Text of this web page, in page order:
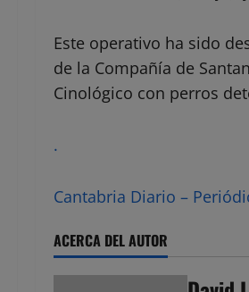
Este operativo ha sido
de la Compañía de
Cinológico con perros
.
Cantabria Diario –
ACERCA DEL AUTOR